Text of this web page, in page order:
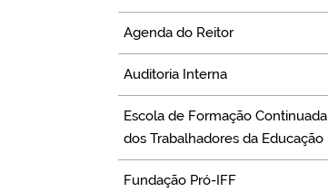
Agenda do Reitor
Auditoria Interna
Escola de Formação Continuada
dos Trabalhadores da Educação
Fundação Pró-IFF